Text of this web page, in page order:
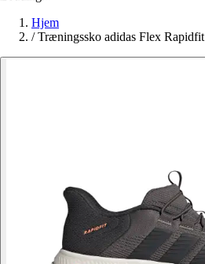
Hjem
/ Træningssko adidas Flex Rapidfit